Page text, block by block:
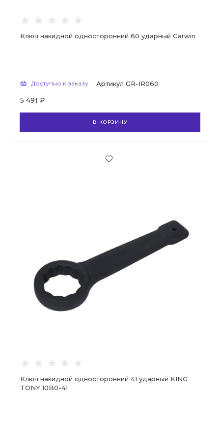
Ключ накидной односторонний 60 ударный Garwin
Доступно к заказу Артикул GR-IR060
5 491 ₽
В КОРЗИНУ
Ключ накидной односторонний 41 ударный KING
TONY 10B0-41